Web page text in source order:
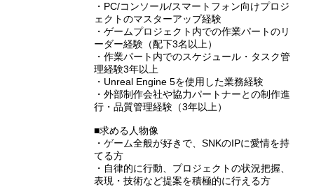
・PC/コンソール/スマートフォン向けプロジ
ェクトのマスターアップ経験
・ゲームプロジェクト内での作業パートのリ
ーダー経験（配下3名以上）
・作業パート内でのスケジュール・タスク管
理経験3年以上
・Unreal Engine 5を使用した業務経験
・外部制作会社や協力パートナーとの制作進
行・品質管理経験（3年以上）
■求める人物像
・ゲーム全般が好きで、SNKのIPに愛情を持
てる方
・自律的に行動、プロジェクトの状況把握、
表現・技術など提案を積極的に行える方